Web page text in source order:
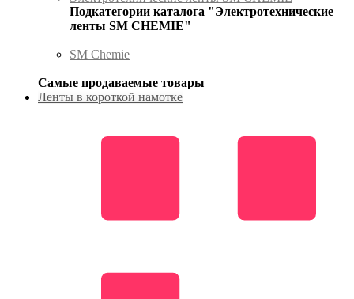
Подкатегории каталога "Электротехнические
ленты SM CHEMIE"
SM Chemie
Самые продаваемые товары
Ленты в короткой намотке